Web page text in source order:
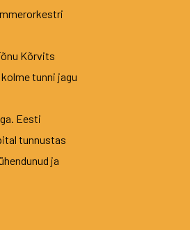
Kõrvits
kolme tunni jagu
Eesti
tunnustas
ja